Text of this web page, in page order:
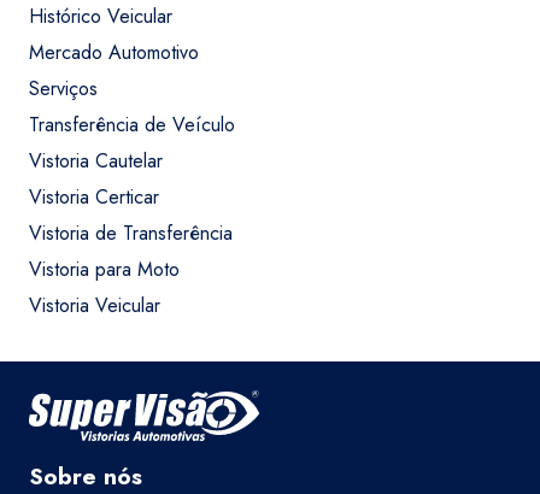
Histórico Veicular
Mercado Automotivo
Serviços
Transferência de Veículo
Vistoria Cautelar
Vistoria Certicar
Vistoria de Transferência
Vistoria para Moto
Vistoria Veicular
Sobre nós